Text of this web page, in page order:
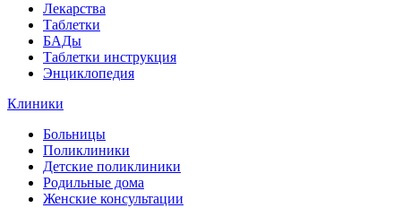
Лекарства
Таблетки
БАДы
Таблетки инструкция
Энциклопедия
Клиники
Больницы
Поликлиники
Детские поликлиники
Родильные дома
Женские консультации